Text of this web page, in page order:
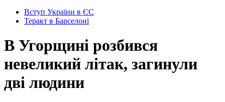
Вступ України в ЄС
Теракт в Барселоні
В Угорщині розбився
невеликий літак, загинули
дві людини